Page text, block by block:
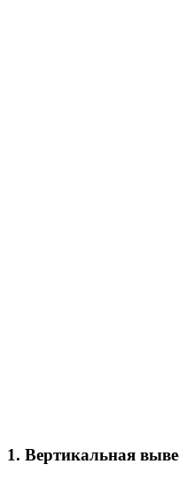
1. Вертикальная